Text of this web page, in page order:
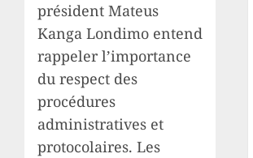
président Mateus
Kanga Londimo entend
rappeler l’importance
du respect des
procédures
administratives et
protocolaires. Les